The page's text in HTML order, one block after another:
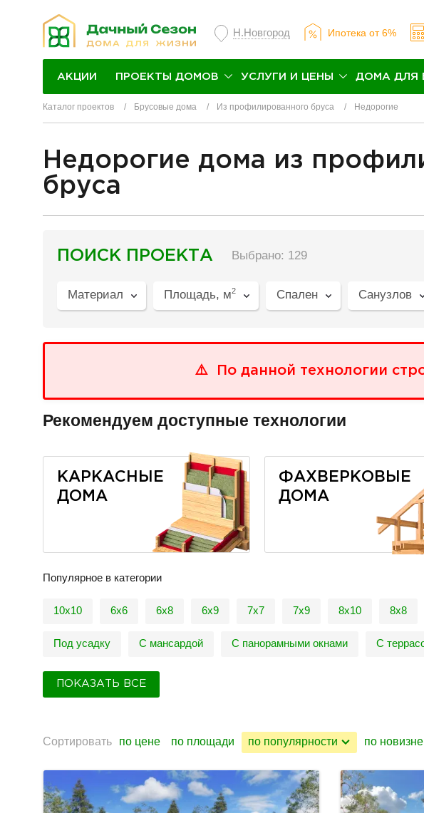
Н.Новгород Ипотека от 6%
АКЦИИ ПРОЕКТЫ ДОМОВ УСЛУГИ И ЦЕНЫ ДОМА ДЛЯ
Каталог проектов Брусовые дома Из профилированного бруса Недорогие
Недорогие дома из
бруса
ПОИСК ПРОЕКТА Выбрано: 129
Материал Площадь, м2 Спален Санузлов
По данной технологии
Рекомендуем доступные технологии
КАРКАСНЫЕ
ДОМА
ФАХВЕРКОВЫЕ
ДОМА
Популярное в категории
10х10 6x6 6x8 6х9 7х7 7х9 8х10 8х8
Под усадку С мансардой С панорамными окнами С
ПОКАЗАТЬ ВСЕ
Сортировать по цене по площади по популярности по новизне